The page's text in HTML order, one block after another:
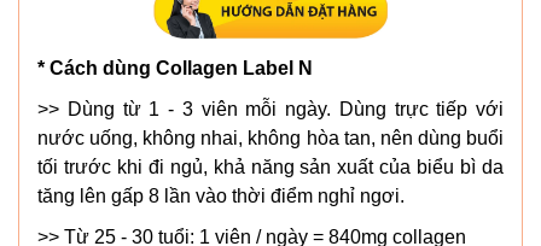
* Cách dùng Collagen Label N
>> Dùng từ 1 - 3 viên mỗi ngày. Dùng trực tiếp với
nước uống, không nhai, không hòa tan, nên dùng buổi
tối trước khi đi ngủ, khả năng sản xuất của biểu bì da
tăng lên gấp 8 lần vào thời điểm nghỉ ngơi.
>> Từ 25 - 30 tuổi: 1 viên / ngày = 840mg collagen